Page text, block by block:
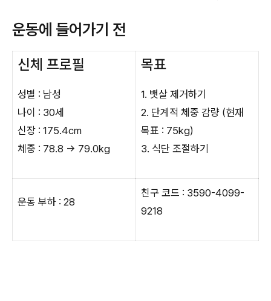
운동에 들어가기 전
신체 프로필
성별 : 남성
나이 : 30세
신장 : 175.4cm
체중 : 78.8 → 79.0kg
목표
1. 뱃살 제거하기
2. 단계적 체중 감량 (현재
목표 : 75kg)
3. 식단 조절하기
운동 부하 : 28
친구 코드 : 3590-4099-
9218